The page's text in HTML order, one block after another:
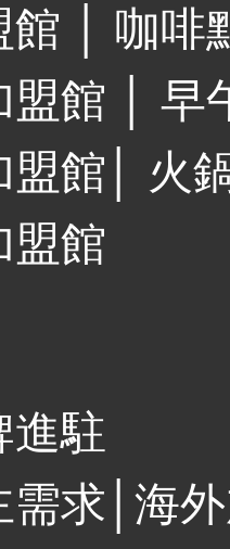
館
咖啡
盟館
早
盟館
火
盟館
進駐
需求 海